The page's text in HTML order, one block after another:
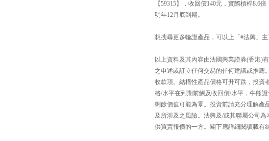
【59315】，收回價140元，實際槓桿8.6
明年12月底到期。
想搜尋更多輪證產品，可以上「#法興」主
以上資料及其內容由法國興業證券(香港)
之申述或訂立任何交易的任何建議或推薦
收款項。結構性產品價格可升可跌，投資
格/水平在到期前觸及收回價/水平，牛熊
剩餘價值可能為零。投資前請充分理解產
及所涉及之風險。法興及/或其聯屬公司
供買賣報價的一方。閣下應詳細閱讀載有